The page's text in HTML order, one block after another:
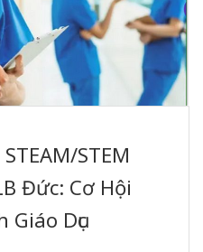
STEM
Đức: Cơ Hội
Dục